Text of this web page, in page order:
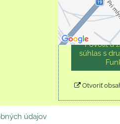
Povoliť
Povoliť a
súhlas s
Otvoriť
údajov